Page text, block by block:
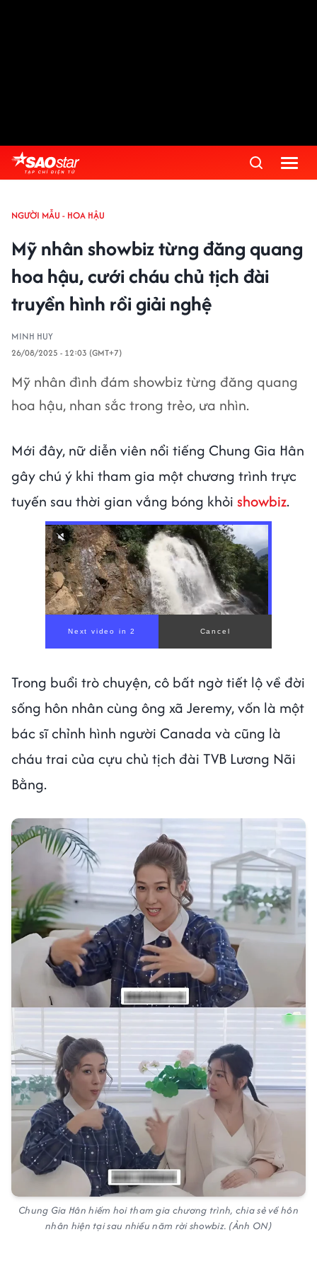
NGƯỜI MẪU - HOA HẬU
Mỹ nhân showbiz từng đăng quang
hoa hậu, cưới cháu chủ tịch đài
truyền hình rồi giải nghệ
MINH HUY
26/08/2025 - 12:03 (GMT+7)
Mỹ nhân đình đám showbiz từng đăng quang
hoa hậu, nhan sắc trong trẻo, ưa nhìn.
Mới đây, nữ diễn viên nổi tiếng Chung Gia Hân
gây chú ý khi tham gia một chương trình trực
tuyến sau thời gian vắng bóng khỏi showbiz.
Trong buổi trò chuyện, cô bất ngờ tiết lộ về đời
sống hôn nhân cùng ông xã Jeremy, vốn là một
bác sĩ chỉnh hình người Canada và cũng là
cháu trai của cựu chủ tịch đài TVB Lương Nãi
Bằng.
Chung Gia Hân hiếm hoi tham gia chương trình, chia sẻ về hôn
nhân hiện tại sau nhiều năm rời showbiz. (Ảnh ON)